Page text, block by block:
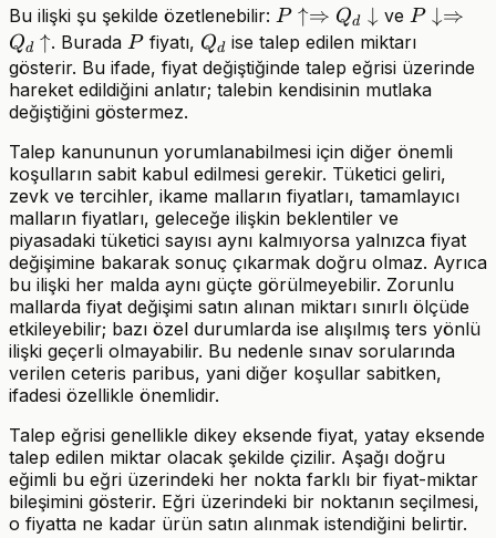
Bu ilişki şu şekilde özetlenebilir: P \uparrow
\Rightarrow
Q_d
\downarrow
P ↑⇒ Qd ↓ ve P
Q_d
P ↓⇒
Qd ↑. BuradaP
P fiyatı, Q_d
Qd ise talep edilen miktarı
gösterir. Bu ifade, fiyat değiştiğinde talep eğrisi üzerinde
hareket edildiğini anlatır; talebin kendisinin mutlaka
değiştiğini göstermez.
Talep kanununun yorumlanabilmesi için diğer önemli
koşulların sabit kabul edilmesi gerekir. Tüketici geliri,
zevk ve tercihler, ikame malların fiyatları, tamamlayıcı
malların fiyatları, geleceğe ilişkin beklentiler ve
piyasadaki tüketici sayısı aynı kalmıyorsa yalnızca fiyat
değişimine bakarak sonuç çıkarmak doğru olmaz. Ayrıca
bu ilişki her malda aynı güçte görülmeyebilir. Zorunlu
mallarda fiyat değişimi satın alınan miktarı sınırlı ölçüde
etkileyebilir; bazı özel durumlarda ise alışılmış ters yönlü
ilişki geçerli olmayabilir. Bu nedenle sınav sorularında
verilen ceteris paribus, yani diğer koşullar sabitken,
ifadesi özellikle önemlidir.
Talep eğrisi genellikle dikey eksende fiyat, yatay eksende
talep edilen miktar olacak şekilde çizilir. Aşağı doğru
eğimli bu eğri üzerindeki her nokta farklı bir fiyat-miktar
bileşimini gösterir. Eğri üzerindeki bir noktanın seçilmesi,
o fiyatta ne kadar ürün satın alınmak istendiğini belirtir.